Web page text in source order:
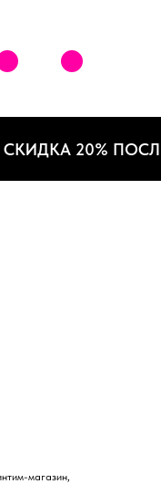
20% ПОСЛЕ
магазин,